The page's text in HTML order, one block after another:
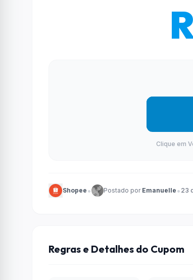
Clique em
Shopee • Postado por Emanuelle • 23
Regras e Detalhes do Cupom